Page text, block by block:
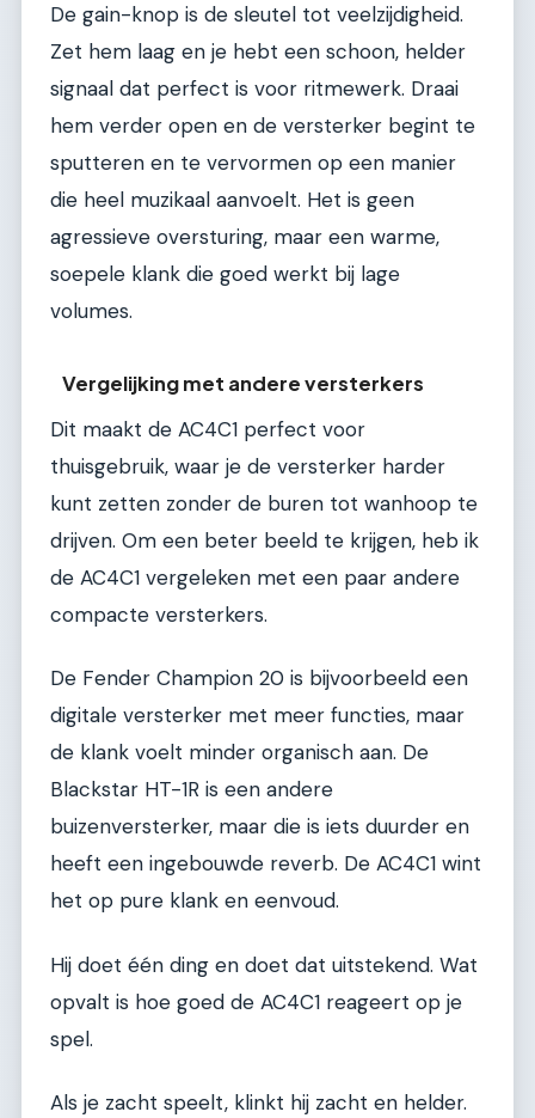
De gain-knop is de sleutel tot veelzijdigheid.
Zet hem laag en je hebt een schoon, helder
signaal dat perfect is voor ritmewerk. Draai
hem verder open en de versterker begint te
sputteren en te vervormen op een manier
die heel muzikaal aanvoelt. Het is geen
agressieve oversturing, maar een warme,
soepele klank die goed werkt bij lage
volumes.
Vergelijking met andere versterkers
Dit maakt de AC4C1 perfect voor
thuisgebruik, waar je de versterker harder
kunt zetten zonder de buren tot wanhoop te
drijven. Om een beter beeld te krijgen, heb ik
de AC4C1 vergeleken met een paar andere
compacte versterkers.
De Fender Champion 20 is bijvoorbeeld een
digitale versterker met meer functies, maar
de klank voelt minder organisch aan. De
Blackstar HT-1R is een andere
buizenversterker, maar die is iets duurder en
heeft een ingebouwde reverb. De AC4C1 wint
het op pure klank en eenvoud.
Hij doet één ding en doet dat uitstekend. Wat
opvalt is hoe goed de AC4C1 reageert op je
spel.
Als je zacht speelt, klinkt hij zacht en helder.